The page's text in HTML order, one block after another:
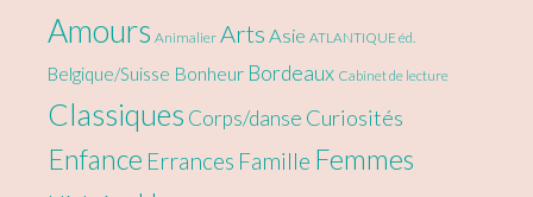
Amours Animalier Arts Asie ATLANTIQUE éd.
Belgique/Suisse Bonheur Bordeaux Cabinet de lecture
Classiques Corps/danse Curiosités
Enfance Errances Famille Femmes